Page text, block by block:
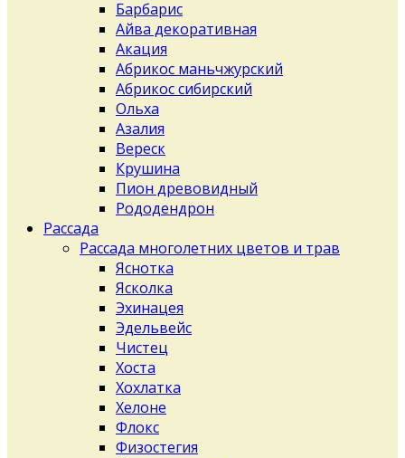
Барбарис
Айва декоративная
Акация
Абрикос маньчжурский
Абрикос сибирский
Ольха
Азалия
Вереск
Крушина
Пион древовидный
Рододендрон
Рассада
Рассада многолетних цветов и трав
Яснотка
Ясколка
Эхинацея
Эдельвейс
Чистец
Хоста
Хохлатка
Хелоне
Флокс
Физостегия